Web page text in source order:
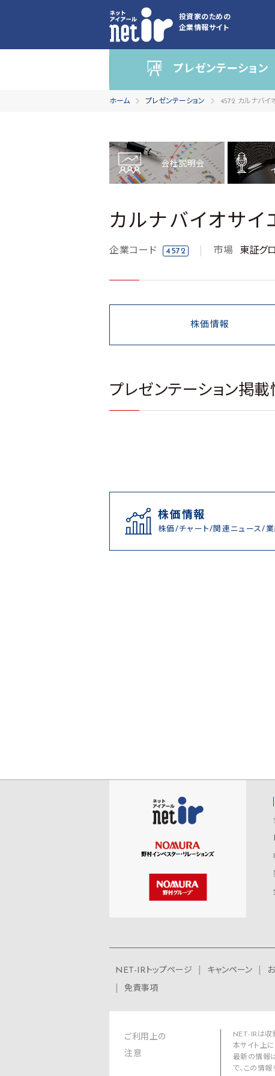
投資家のための
企業情報サイト
プレゼンテーション
ホーム プレゼンテーション 4572 カルナバイ
会社説明会
カルナバイオサ
企業コード 4572 市場 東証グ
株価情報
プレゼンテーション掲
株価情報
株価/チャート/関連ニュース/
NET-IRトップページ キャンペーン
免責事項
ご利用上の
注意
NET-IRは収
本サイト上
最新の情報
で、この情